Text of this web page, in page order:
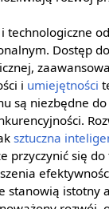
technologiczne
Dostęp
i umiejętności
są niezbędne
sztuczna
przyczynić się
stanowią istotny